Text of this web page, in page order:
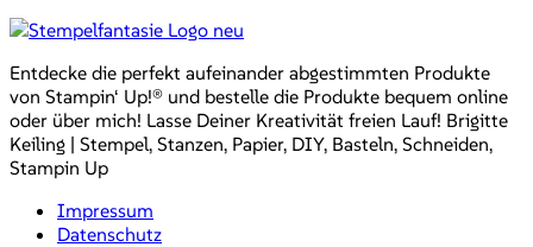
Entdecke die perfekt aufeinander abgestimmten Produkte
von Stampin‘ Up!® und bestelle die Produkte bequem online
oder über mich! Lasse Deiner Kreativität freien Lauf! Brigitte
Keiling | Stempel, Stanzen, Papier, DIY, Basteln, Schneiden,
Stampin Up
Impressum
Datenschutz